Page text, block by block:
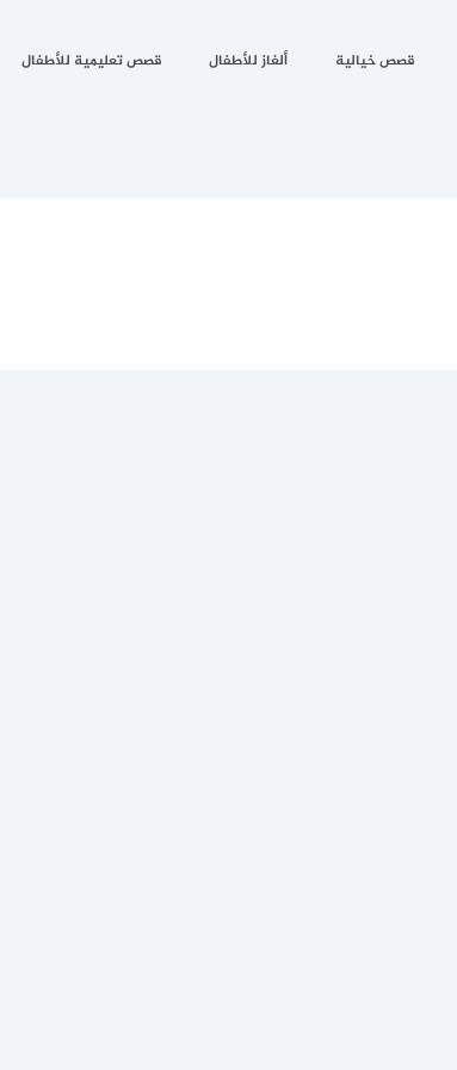
قصص خيالية ألغاز للأطفال قصص تعليمية للأطفال